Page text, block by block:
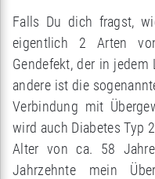
Falls Du dich fragst,
eigentlich 2 Arten
Gendefekt, der in
andere ist die
Verbindung mit
wird auch Diabetes Typ
Alter von ca. 58
Jahrzehnte mein